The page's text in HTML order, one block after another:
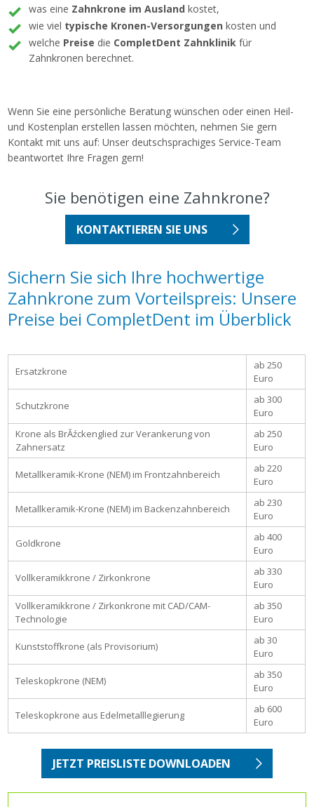
was eine Zahnkrone im Ausland kostet,
wie viel typische Kronen-Versorgungen kosten und
welche Preise die CompletDent Zahnklinik für
Zahnkronen berechnet.
Wenn Sie eine persönliche Beratung wünschen oder einen Heil-
und Kostenplan erstellen lassen möchten, nehmen Sie gern
Kontakt mit uns auf: Unser deutschsprachiges Service-Team
beantwortet Ihre Fragen gern!
Sie benötigen eine Zahnkrone?
KONTAKTIEREN SIE UNS
Sichern Sie sich Ihre hochwertige
Zahnkrone zum Vorteilspreis: Unsere
Preise bei CompletDent im Überblick
Ersatzkrone
ab 250
Euro
Schutzkrone
ab 300
Euro
Krone als BrĂźckenglied zur Verankerung von
Zahnersatz
ab 250
Euro
Metallkeramik-Krone (NEM) im Frontzahnbereich
ab 220
Euro
Metallkeramik-Krone (NEM) im Backenzahnbereich
ab 230
Euro
Goldkrone
ab 400
Euro
Vollkeramikkrone / Zirkonkrone
ab 330
Euro
Vollkeramikkrone / Zirkonkrone mit CAD/CAM-
Technologie
ab 350
Euro
Kunststoffkrone (als Provisorium)
ab 30
Euro
Teleskopkrone (NEM)
ab 350
Euro
Teleskopkrone aus Edelmetalllegierung
ab 600
Euro
JETZT PREISLISTE DOWNLOADEN